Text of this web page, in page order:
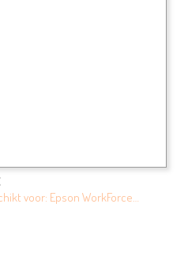
voor: Epson WorkForce…